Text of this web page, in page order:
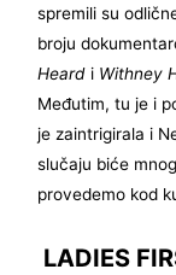
spremili su
broju
Heard i Withney
Međutim, tu je i
je zaintrigirala i
slučaju biće
provedemo kod
LADIES